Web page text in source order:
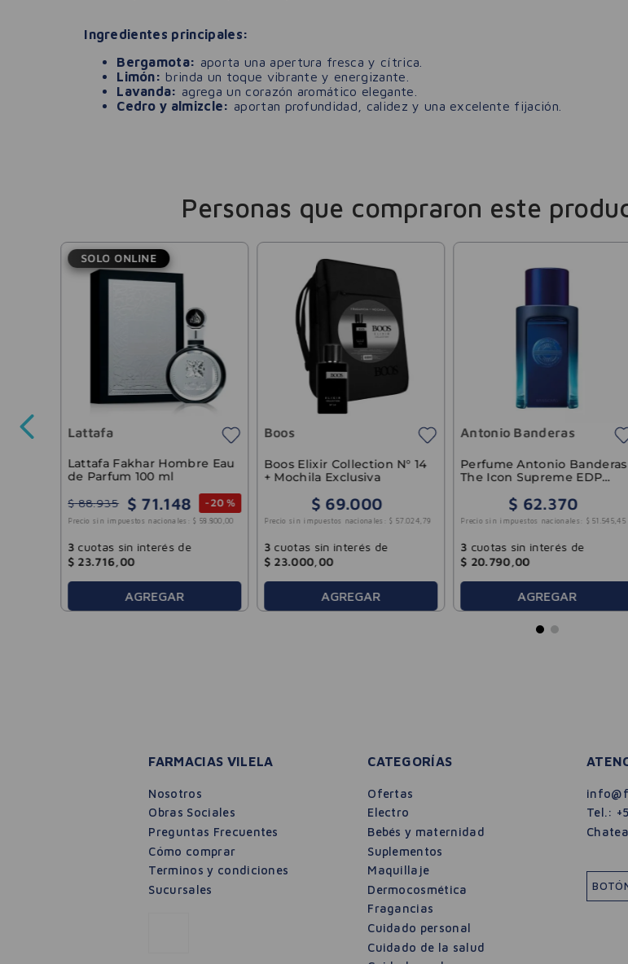
Ingredientes principales:
Bergamota: aporta una apertura fresca y cítrica.
Limón: brinda un toque vibrante y energizante.
Lavanda: agrega un corazón aromático elegante.
Cedro y almizcle: aportan profundidad, calidez y una excelente fijación.
Personas que compraron este
SOLO ONLINE
Lattafa
Lattafa Fakhar Hombre Eau
de Parfum 100 ml
$ 88.935 $ 71.148 -20 %
Precio sin impuestos nacionales: $ 58 .800 ,00
3 cuotas sin interés de
$ 23.716 00
AGREGAR
Boos
Boos Elixir Collection N° 14
+ Mochila Exclusiva
$ 69.000
Precio sin impuestos nacionales: $ 57 .024 79
3 cuotas sin interés de
$ 23.000, 00
AGREGAR
Antonio Banderas
Perfume Antonio Banderas
The Icon Supreme EDP
$ 62.370
Precio sin impuestos nacionales: $ 51 545 ,45
3 cuotas sin interés de
$ 20.790,00
AGREGAR
FARMACIAS VILELA
Nosotros
Obras Sociales
Preguntas Frecuentes
Cómo comprar
Terminos y condiciones
Sucursales
CATEGORÍAS
Ofertas
Electro
Bebés y maternidad
Suplementos
Maquillaje
Dermocosmética
Fragancias
Cuidado personal
Cuidado de la salud
Tel.: